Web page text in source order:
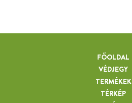
FŐOLDAL
VÉDJEGY
TERMÉKEK
TÉRKÉP